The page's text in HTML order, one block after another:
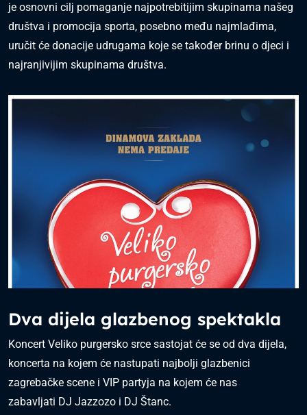
je osnovni cilj pomaganje najpotrebitijim skupinama našeg
društva i promocija sporta, posebno među najmlađima,
uručit će donacije udrugama koje se također brinu o djeci i
najranjivijim skupinama društva.
Dva dijela glazbenog spektakla
Koncert Veliko purgersko srce sastojat će se od dva dijela,
koncerta na kojem će nastupati najbolji glazbenici
zagrebačke scene i VIP partyja na kojem će nas
zabavljati DJ Jazzozo i DJ Štanc.